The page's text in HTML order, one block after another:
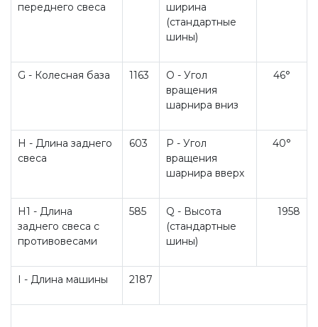
переднего свеса
ширина
(стандартные
шины)
G - Колесная база 1163
O - Угол
вращения
шарнира вниз
46°
H - Длина заднего
свеса
603
P - Угол
вращения
шарнира вверх
40°
H1 - Длина
заднего свеса с
противовесами
585
Q - Высота
(стандартные
шины)
1958
I - Длина машины 2187